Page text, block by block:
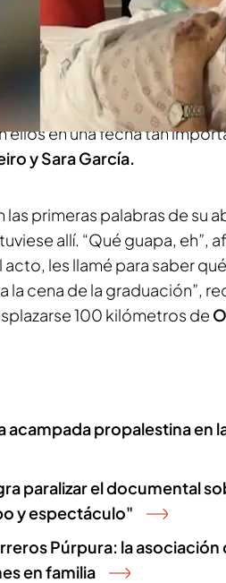
maestra de Educación
dos personas especiales
y no pudieron acudir a
no lo dudó ni un segundo y
ellos en una fecha tan
y Sara García.
las primeras palabras de su
allí. “Qué guapa, eh”,
acto, les llamé para saber
la cena de la graduación”,
100 kilómetros de
acampada propalestina en
paralizar el documental
y espectáculo"
Púrpura: la
en familia